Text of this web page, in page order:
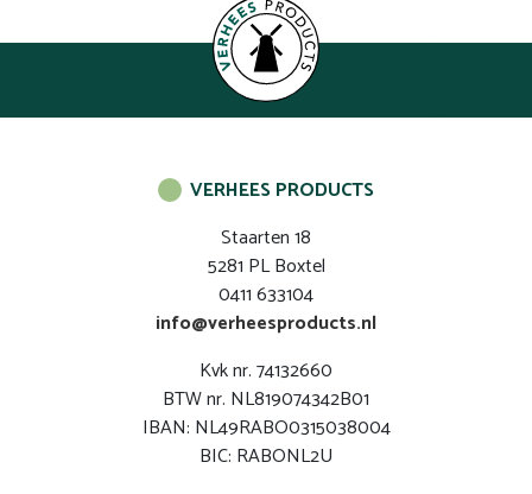
VERHEES PRODUCTS
Staarten 18
5281 PL Boxtel
0411 633104
info@verheesproducts.nl
Kvk nr. 74132660
BTW nr. NL819074342B01
IBAN: NL49RABO0315038004
BIC: RABONL2U